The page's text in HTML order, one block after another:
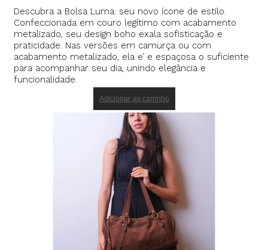
Descubra a Bolsa Luma: seu novo ícone de estilo.
Confeccionada em couro legítimo com acabamento
metalizado, seu design boho exala sofisticação e
praticidade. Nas versões em camurça ou com
acabamento metalizado, ela e’ e espaçosa o suficiente
para acompanhar seu dia, unindo elegância e
funcionalidade.
Adicionar ao carrinho